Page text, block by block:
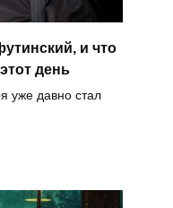
и что
день
уже давно стал